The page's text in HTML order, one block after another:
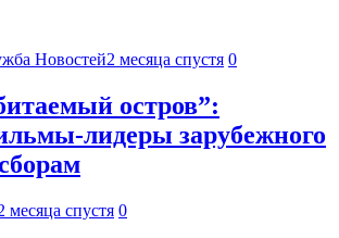
Новостей2 месяца спустя 0
остров”:
лидеры зарубежного
месяца спустя 0